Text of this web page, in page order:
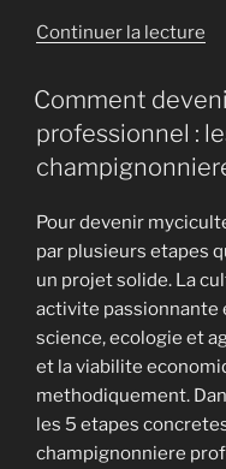
Continuer la lecture
des
de
Comment
professionnel :
Pour devenir
par plusieurs etapes
un projet solide. La
activite passionnante
science, ecologie et
et la viabilite
methodiquement.
les 5 etapes
champignonniere